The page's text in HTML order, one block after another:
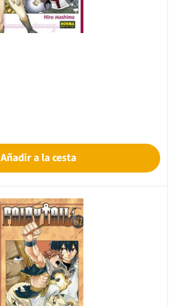
Añadir a la cesta